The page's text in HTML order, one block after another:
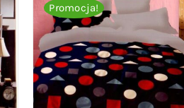
Promocja!
DODAJ DO KOSZYKA /